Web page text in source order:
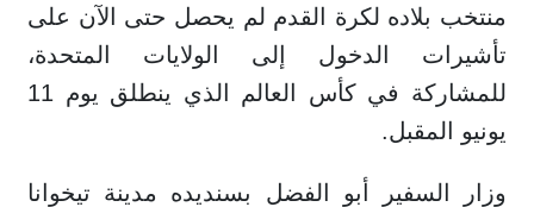
منتخب بلاده لكرة القدم لم يحصل حتى الآن على
تأشيرات الدخول إلى الولايات المتحدة،
للمشاركة في كأس العالم الذي ينطلق يوم 11
يونيو المقبل.
وزار السفير أبو الفضل بسنديده مدينة تيخوانا